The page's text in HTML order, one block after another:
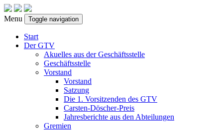
Menu Toggle navigation
Start
Der GTV
Akuelles aus der Geschäftsstelle
Geschäftsstelle
Vorstand
Vorstand
Satzung
Die 1. Vorsitzenden des GTV
Carsten-Döscher-Preis
Jahresberichte aus den Abteilungen
Gremien